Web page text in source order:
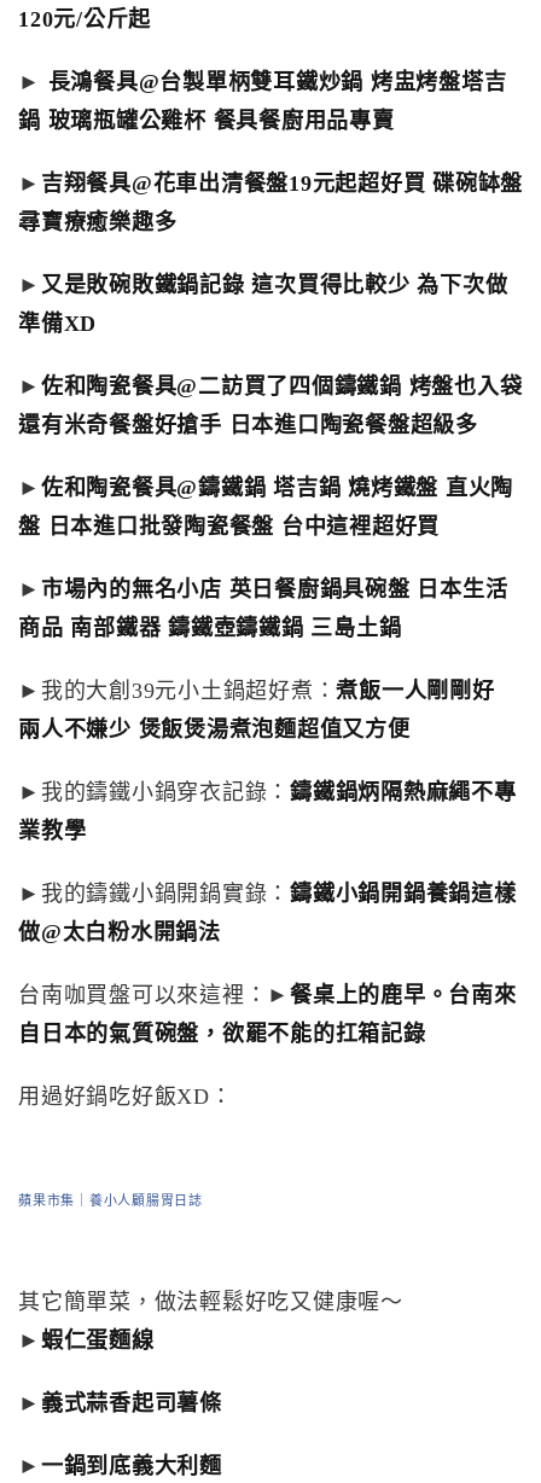
120元/公斤起
► 長鴻餐具@台製單柄雙耳鐵炒鍋 烤盅烤盤塔吉
鍋 玻璃瓶罐公雞杯 餐具餐廚用品專賣
► 吉翔餐具@花車出清餐盤19元起超好買 碟碗缽盤
尋寶療癒樂趣多
► 又是敗碗敗鐵鍋記錄 這次買得比較少 為下次做
準備XD
► 佐和陶瓷餐具@二訪買了四個鑄鐵鍋 烤盤也入袋
還有米奇餐盤好搶手 日本進口陶瓷餐盤超級多
► 佐和陶瓷餐具@鑄鐵鍋 塔吉鍋 燒烤鐵盤 直火陶
盤 日本進口批發陶瓷餐盤 台中這裡超好買
► 市場內的無名小店 英日餐廚鍋具碗盤 日本生活
商品 南部鐵器 鑄鐵壺鑄鐵鍋 三島土鍋
►我的大創39元小土鍋超好煮：煮飯一人剛剛好
兩人不嫌少 煲飯煲湯煮泡麵超值又方便
►我的鑄鐵小鍋穿衣記錄： 鑄鐵鍋炳隔熱麻繩不專
業教學
►我的鑄鐵小鍋開鍋實錄： 鑄鐵小鍋開鍋養鍋這樣
做@太白粉水開鍋法
台南咖買盤可以來這裡：► 餐桌上的鹿早。台南來
自日本的氣質碗盤，欲罷不能的扛箱記錄
用過好鍋吃好飯XD：
蘋果市集｜養小人顧腸胃日誌
其它簡單菜，做法輕鬆好吃又健康喔～
► 蝦仁蛋麵線
► 義式蒜香起司薯條
► 一鍋到底義大利麵